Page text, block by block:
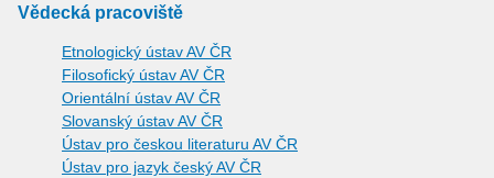
Vědecká pracoviště
Etnologický ústav AV ČR
Filosofický ústav AV ČR
Orientální ústav AV ČR
Slovanský ústav AV ČR
Ústav pro českou literaturu AV ČR
Ústav pro jazyk český AV ČR